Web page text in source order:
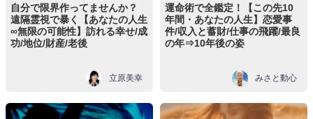
自分で限界作ってませんか？
遠隔霊視で暴く【あなたの人生
∞無限の可能性】訪れる幸せ/成
功/地位/財産/老後
立原美幸
運命術で全鑑定！【この先10
年間・あなたの人生】恋愛事
件/収入と蓄財/仕事の飛躍/最良
の年⇒10年後の姿
みさと動心